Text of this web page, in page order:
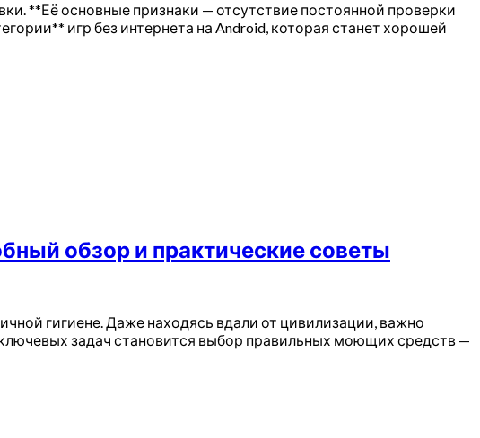
**Её основные признаки — отсутствие постоянной проверки
игр без интернета на Android, которая станет хорошей
обзор и практические советы
гигиене. Даже находясь вдали от цивилизации, важно
задач становится выбор правильных моющих средств —